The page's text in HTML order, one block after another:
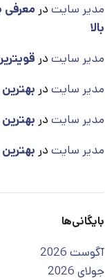
مدیر سایت در معرفی
بالا
مدیر سایت در
مدیر سایت در
مدیر سایت در
مدیر سایت در
بایگانی‌ها
آگوست 2026
جولای 2026